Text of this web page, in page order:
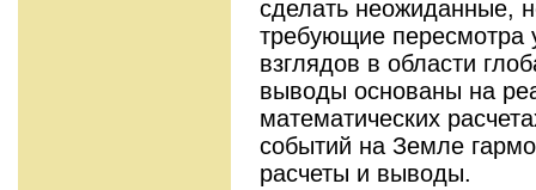
сделать неожиданные,
требующие пересмотра
взглядов в области
выводы основаны на
математических
событий на Земле
расчеты и выводы.